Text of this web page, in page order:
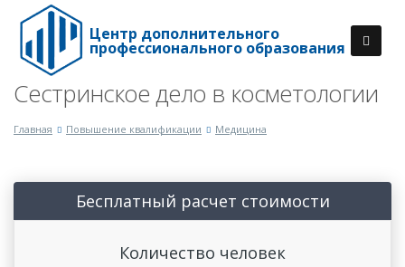
Центр дополнительного
профессионального образования
Сестринское дело в косметологии
Главная Повышение квалификации Медицина
Бесплатный расчет стоимости
Количество человек